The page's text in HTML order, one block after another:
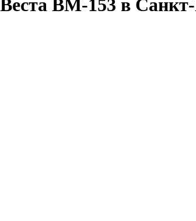
ВМ-153 в Санкт-